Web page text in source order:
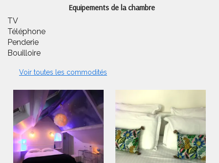
Equipements de la chambre
TV
Téléphone
Penderie
Bouilloire
Voir toutes les commodités